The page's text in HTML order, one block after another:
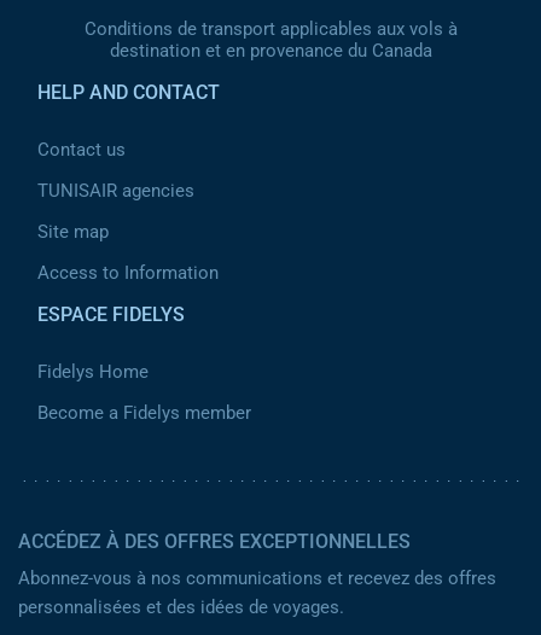
Conditions de transport applicables aux vols à
destination et en provenance du Canada
HELP AND CONTACT
Contact us
TUNISAIR agencies
Site map
Access to Information
ESPACE FIDELYS
Fidelys Home
Become a Fidelys member
ACCÉDEZ À DES OFFRES EXCEPTIONNELLES
Abonnez-vous à nos communications et recevez des offres
personnalisées et des idées de voyages.